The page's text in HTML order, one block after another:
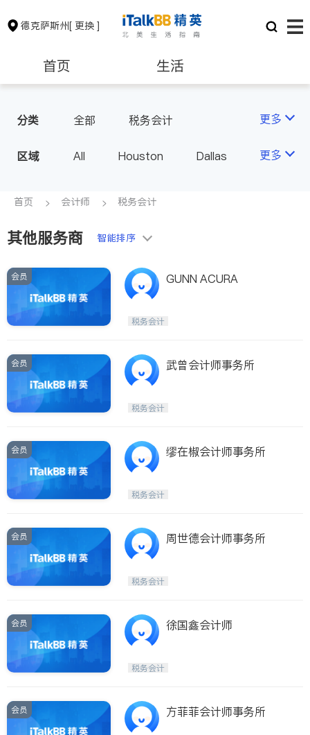
德克萨斯州[ 更换 ]
首页 生活
保险理财 房地产租售
银行贷款 会计师
建筑装修
非盈利组织
分类 全部 税务会计 更多
区域 All Houston
Dallas
TX - Other Cities
更多
首页 会计师 税务会计
其他服务商 智能排序
会员 GUNN ACURA
税务会计
会员 武曾会计师事务所
税务会计
会员 缪在椒会计师事务所
税务会计
会员 周世德会计师事务所
税务会计
会员 徐国鑫会计师
税务会计
会员 方菲菲会计师事务所